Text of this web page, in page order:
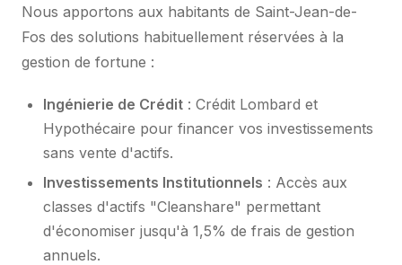
Nous apportons aux habitants de Saint-Jean-de-
Fos des solutions habituellement réservées à la
gestion de fortune :
Ingénierie de Crédit : Crédit Lombard et
Hypothécaire pour financer vos investissements
sans vente d'actifs.
Investissements Institutionnels : Accès aux
classes d'actifs "Cleanshare" permettant
d'économiser jusqu'à 1,5% de frais de gestion
annuels.